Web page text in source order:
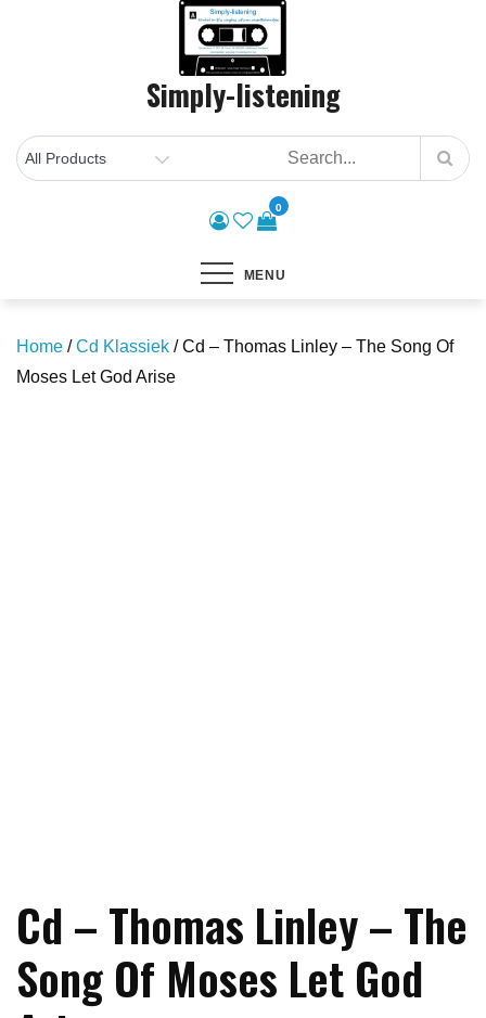
Simply-listening
0
MENU
Home /Cd Klassiek / Cd – Thomas Linley – The Song Of
Moses Let God Arise
Cd – Thomas Linley – The
Song Of Moses Let God